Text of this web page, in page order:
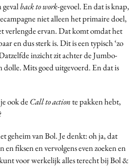
back to work-gevoel. En dat is knap,
niet alleen het primaire doel,
verlengde ervan. Dat komt omdat het
en dus sterk is. Dit is een typisch ‘zo
inzicht zit achter de Jumbo-
dolle. Mits goed uitgevoerd. En dat is
ook de Call to actionte pakken hebt,
geheim van Bol. Je denkt: oh ja, dat
en fiksen en vervolgens even zoeken en
voor werkelijk alles terecht bij Bol &